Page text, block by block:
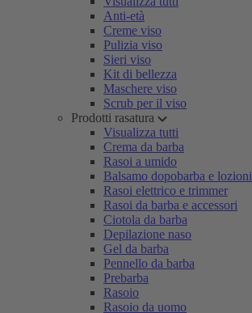
Anti-età
Creme viso
Pulizia viso
Sieri viso
Kit di bellezza
Maschere viso
Scrub per il viso
Prodotti rasatura
Visualizza tutti
Crema da barba
Rasoi a umido
Balsamo dopobarba e lozioni
Rasoi elettrico e trimmer
Rasoi da barba e accessori
Ciotola da barba
Depilazione naso
Gel da barba
Pennello da barba
Prebarba
Rasoio
Rasoio da uomo